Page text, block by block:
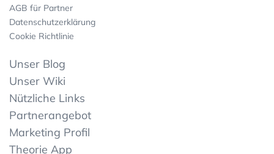
AGB für Partner
Datenschutzerklärung
Cookie Richtlinie
Unser Blog
Unser Wiki
Nützliche Links
Partnerangebot
Marketing Profil
Theorie App